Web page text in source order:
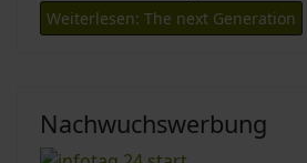
Weiterlesen: The next Generation
Nachwuchswerbung